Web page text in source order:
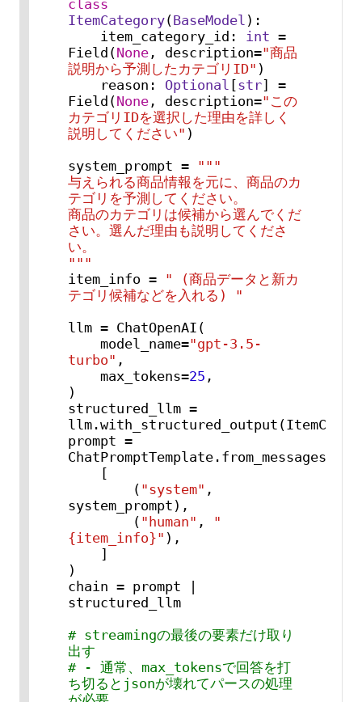
class
ItemCategory(BaseModel ):
    item_category_id:
int =
Field(None, description="商品
説明から予測したカテゴリID" )
    reason:
Optional [str] =
Field(None, description="この
カテゴリIDを選択した理由を詳しく
説明してください" )
system_prompt = """
与えられる商品情報を元に、商品のカ
テゴリを予測してください。
商品のカテゴリは候補から選んでくだ
さい。選んだ理由も説明してくださ
い。
"""
item_info = " (商品データと新カ
テゴリ候補などを入れる) "
llm = ChatOpenAI(
    model_name=
"gpt-3.5-
turbo" ,
    max_tokens=
25 ,
)
structured_llm =
prompt =
ChatPromptTemplate.from_messages(
        (
"system" ,
system_prompt),
        (
"human" ,
"
{item_info}" ),
)
chain = prompt |
structured_llm
# streamingの最後の要素だけ取り
出す
# - 通常、max_tokensで回答を打
ち切るとjsonが壊れてパースの処理